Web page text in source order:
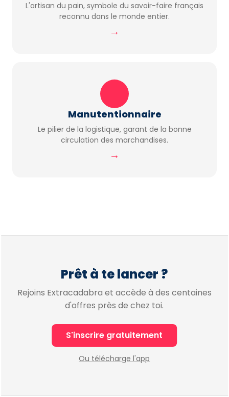
L'artisan du pain, symbole du savoir-faire français
reconnu dans le monde entier.
→
Manutentionnaire
Le pilier de la logistique, garant de la bonne
circulation des marchandises.
→
Prêt à te lancer ?
Rejoins Extracadabra et accède à des centaines
d'offres près de chez toi.
S'inscrire gratuitement
Ou télécharge l'app